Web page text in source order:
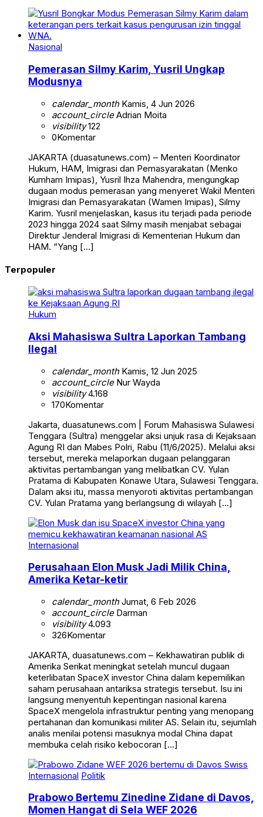
Nasional
Pemerasan Silmy Karim, Yusril Ungkap
Modusnya
calendar_monthKamis, 4 Jun 2026
account_circleAdrian Moita
visibility122
0Komentar
JAKARTA (duasatunews.com) – Menteri Koordinator
Hukum, HAM, Imigrasi dan Pemasyarakatan (Menko
Kumham Imipas), Yusril Ihza Mahendra, mengungkap
dugaan modus pemerasan yang menyeret Wakil Menteri
Imigrasi dan Pemasyarakatan (Wamen Imipas), Silmy
Karim. Yusril menjelaskan, kasus itu terjadi pada periode
2023 hingga 2024 saat Silmy masih menjabat sebagai
Direktur Jenderal Imigrasi di Kementerian Hukum dan
HAM. “Yang […]
Terpopuler
Hukum
Aksi Mahasiswa Sultra Laporkan Tambang
Ilegal
calendar_monthKamis, 12 Jun 2025
account_circleNur Wayda
visibility4.168
170Komentar
Jakarta, duasatunews.com | Forum Mahasiswa Sulawesi
Tenggara (Sultra) menggelar aksi unjuk rasa di Kejaksaan
Agung RI dan Mabes Polri, Rabu (11/6/2025). Melalui aksi
tersebut, mereka melaporkan dugaan pelanggaran
aktivitas pertambangan yang melibatkan CV. Yulan
Pratama di Kabupaten Konawe Utara, Sulawesi Tenggara.
Dalam aksi itu, massa menyoroti aktivitas pertambangan
CV. Yulan Pratama yang berlangsung di wilayah […]
Internasional
Perusahaan Elon Musk Jadi Milik China,
Amerika Ketar-ketir
calendar_monthJumat, 6 Feb 2026
account_circleDarman
visibility4.093
326Komentar
JAKARTA, duasatunews.com – Kekhawatiran publik di
Amerika Serikat meningkat setelah muncul dugaan
keterlibatan SpaceX investor China dalam kepemilikan
saham perusahaan antariksa strategis tersebut. Isu ini
langsung menyentuh kepentingan nasional karena
SpaceX mengelola infrastruktur penting yang menopang
pertahanan dan komunikasi militer AS. Selain itu, sejumlah
analis menilai potensi masuknya modal China dapat
membuka celah risiko kebocoran […]
Internasional Politik
Prabowo Bertemu Zinedine Zidane di Davos,
Momen Hangat di Sela WEF 2026